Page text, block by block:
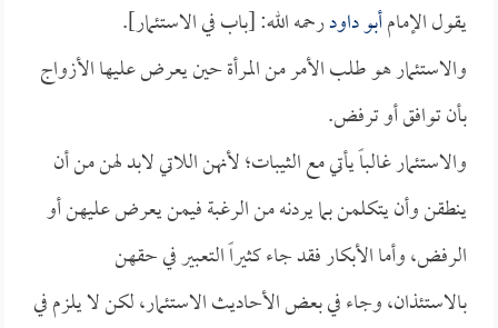
يقول الإمامأبو داودرحمه الله: [باب في الاستئمار].
والاستئمار هو طلب الأمر من المرأة حين يعرض عليها الأزواج
بأن توافق أو ترفض.
والاستئمار غالباً يأتي مع الثيبات؛ لأنهن اللاتي لابد لهن من أن
ينطقن وأن يتكلمن بما يردنه من الرغبة فيمن يعرض عليهن أو
الرفض، وأما الأبكار فقد جاء كثيراً التعبير في حقهن
بالاستئذان، وجاء في بعض الأحاديث الاستئمار، لكن لا يلزم في